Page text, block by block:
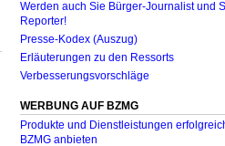
Werden auch Sie Bürger-Journalist und
Reporter!
Presse-Kodex (Auszug)
Erläuterungen zu den Ressorts
Verbesserungsvorschläge
WERBUNG AUF BZMG
Produkte und Dienstleistungen
BZMG anbieten